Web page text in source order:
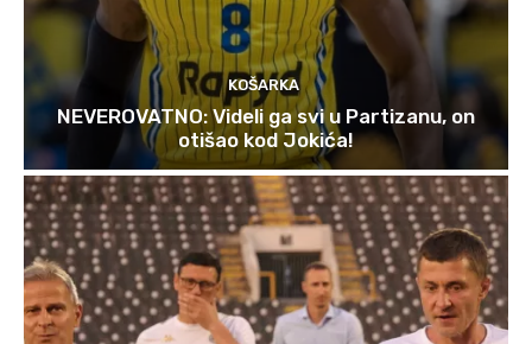
KOŠARKA
NEVEROVATNO: Videli ga svi u Partizanu, on
otišao kod Jokića!